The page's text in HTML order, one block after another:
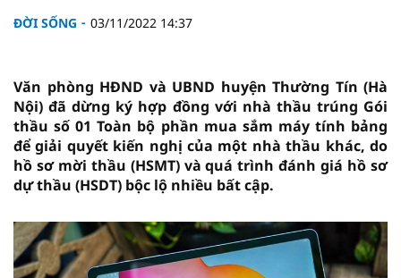
ĐỜI SỐNG 03/11/2022 14:37
Văn phòng HĐND và UBND huyện Thường Tín (Hà
Nội) đã dừng ký hợp đồng với nhà thầu trúng Gói
thầu số 01 Toàn bộ phần mua sắm máy tính bảng
để giải quyết kiến nghị của một nhà thầu khác, do
hồ sơ mời thầu (HSMT) và quá trình đánh giá hồ sơ
dự thầu (HSDT) bộc lộ nhiều bất cập.